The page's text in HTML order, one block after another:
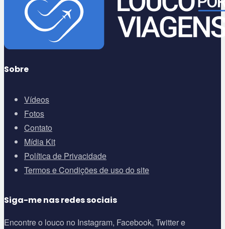
Sobre
Vídeos
Fotos
Contato
Mídia Kit
Política de Privacidade
Termos e Condições de uso do site
Siga-me nas redes sociais
Encontre o louco no Instagram, Facebook, Twitter e